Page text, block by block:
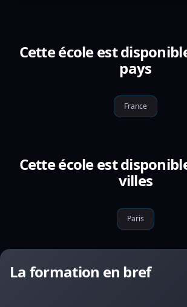
Cette école est
pays
France
Cette école est
villes
Paris
La formation en bref